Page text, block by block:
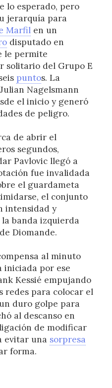
lo esperado, pero
jerarquía para
Marfilen un
disputado en
le permite
solitario del Grupo E
puntos. La
Nagelsmann
el inicio y generó
de peligro.
de abrir el
segundos,
Pavlovic llegó a
fue invalidada
el guardameta
el conjunto
intensidad y
banda izquierda
Diomande.
al minuto
iniciada por ese
Kessié empujando
redes para colocar el
duro golpe para
al descanso en
de modificar
evitar una sorpresa
forma.